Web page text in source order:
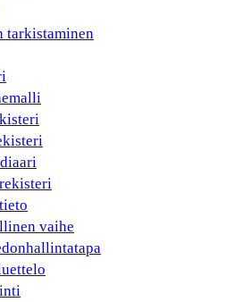
tarkistaminen
vaihe